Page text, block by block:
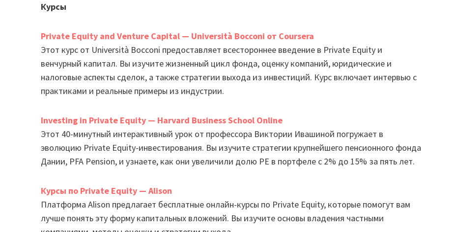
Курсы
Private Equity and Venture Capital — Università Bocconi от Coursera
Этот курс от Università Bocconi предоставляет всестороннее введение в Private Equity и
венчурный капитал. Вы изучите жизненный цикл фонда, оценку компаний, юридические и
налоговые аспекты сделок, а также стратегии выхода из инвестиций. Курс включает интервью с
практиками и реальные примеры из индустрии.
Investing in Private Equity — Harvard Business School Online
Этот 40-минутный интерактивный урок от профессора Виктории Ивашиной погружает в
эволюцию Private Equity-инвестирования. Вы изучите стратегии крупнейшего пенсионного фонда
Дании, PFA Pension, и узнаете, как они увеличили долю PE в портфеле с 2% до 15% за пять лет.
Курсы по Private Equity — Alison
Платформа Alison предлагает бесплатные онлайн-курсы по Private Equity, которые помогут вам
лучше понять эту форму капитальных вложений. Вы изучите основы владения частными